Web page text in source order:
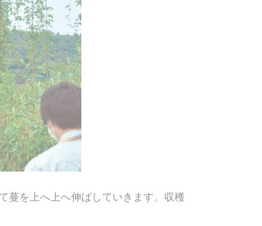
蔓を上へ上へ伸ばしていきます。収穫